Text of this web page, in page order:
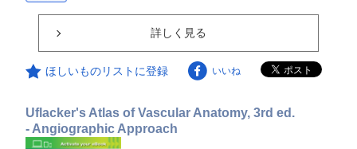
詳しく見る
ほしいものリストに登録 いいね
Uflacker's Atlas of Vascular Anatomy, 3rd ed.
- Angiographic Approach